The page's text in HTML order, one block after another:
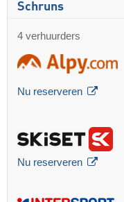
Schruns
4 verhuurders
Nu reserveren
Nu reserveren